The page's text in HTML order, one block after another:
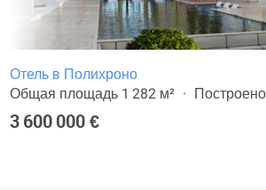
Отель в Полихроно
Общая площадь 1 282 м²
3 600 000 €